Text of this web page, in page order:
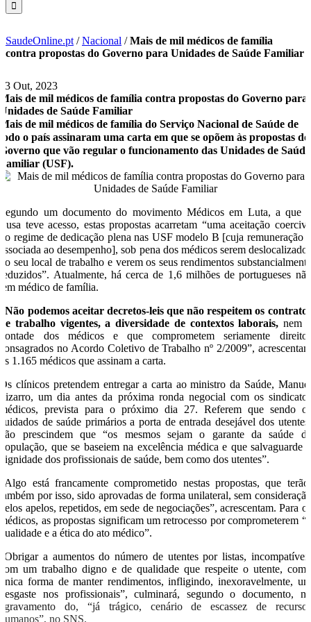
SaudeOnline.pt /Nacional /Mais de mil médicos de família
contra propostas do Governo para Unidades de Saúde Familiar
23 Out, 2023
Mais de mil médicos de família contra propostas do Governo para
Unidades de Saúde Familiar
Mais de mil médicos de família do Serviço Nacional de Saúde de
todo o país assinaram uma carta em que se opõem às propostas do
Governo que vão regular o funcionamento das Unidades de Saúde
Familiar (USF).
Segundo um documento do movimento Médicos em Luta, a que a
Lusa teve acesso, estas propostas acarretam “uma aceitação coerciva
do regime de dedicação plena nas USF modelo B [cuja remuneração é
associada ao desempenho], sob pena dos médicos serem deslocalizados
do seu local de trabalho e verem os seus rendimentos substancialmente
reduzidos”. Atualmente, há cerca de 1,6 milhões de portugueses não
tem médico de família.
“Não podemos aceitar decretos-leis que não respeitem os contratos
de trabalho vigentes, a diversidade de contextos laborais, nem a
vontade dos médicos e que comprometem seriamente direitos
consagrados no Acordo Coletivo de Trabalho nº 2/2009”, acrescentam
os 1.165 médicos que assinam a carta.
Os clínicos pretendem entregar a carta ao ministro da Saúde, Manuel
Pizarro, um dia antes da próxima ronda negocial com os sindicatos
médicos, prevista para o próximo dia 27. Referem que sendo os
cuidados de saúde primários a porta de entrada desejável dos utentes,
não prescindem que “os mesmos sejam o garante da saúde da
população, que se baseiem na excelência médica e que salvaguarde a
dignidade dos profissionais de saúde, bem como dos utentes”.
“Algo está francamente comprometido nestas propostas, que terão,
também por isso, sido aprovadas de forma unilateral, sem consideração
pelos apelos, repetidos, em sede de negociações”, acrescentam. Para os
médicos, as propostas significam um retrocesso por comprometerem “a
qualidade e a ética do ato médico”.
“Obrigar a aumentos do número de utentes por listas, incompatíveis
com um trabalho digno e de qualidade que respeite o utente, como
única forma de manter rendimentos, infligindo, inexoravelmente, um
desgaste nos profissionais”, culminará, segundo o documento, no
agravamento do, “já trágico, cenário de escassez de recursos
humanos”, no SNS.